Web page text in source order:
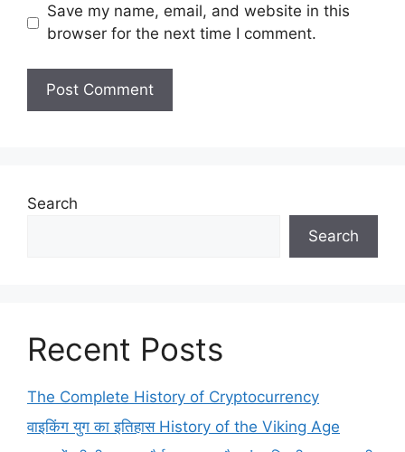
Save my name, email, and website in this
browser for the next time I comment.
Search
Search
Recent Posts
The Complete History of Cryptocurrency
वाइकिंग युग का इतिहास History of the Viking Age